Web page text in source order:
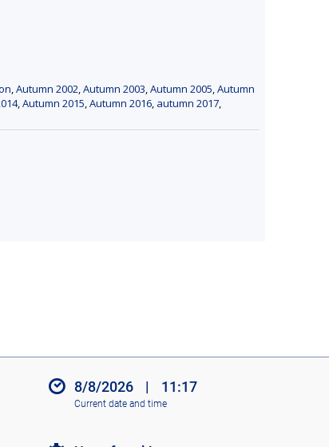
,Autumn 2002,Autumn 2003,Autumn 2005,Autumn
,Autumn 2015,Autumn 2016, autumn 2017,
8/8/2026 | 11:17
Current date and time